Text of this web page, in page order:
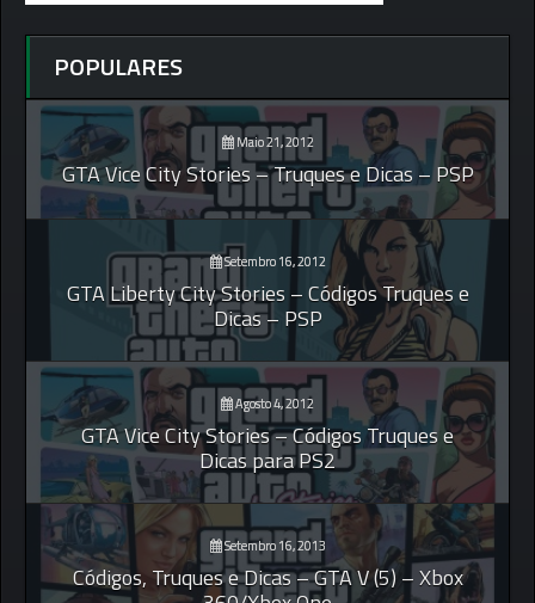
POPULARES
Maio 21, 2012
GTA Vice City Stories – Truques e Dicas – PSP
Setembro 16, 2012
GTA Liberty City Stories – Códigos Truques e
Dicas – PSP
Agosto 4, 2012
GTA Vice City Stories – Códigos Truques e
Dicas para PS2
Setembro 16, 2013
Códigos, Truques e Dicas – GTA V (5) – Xbox